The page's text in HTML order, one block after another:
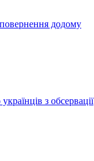
додому
з обсервації